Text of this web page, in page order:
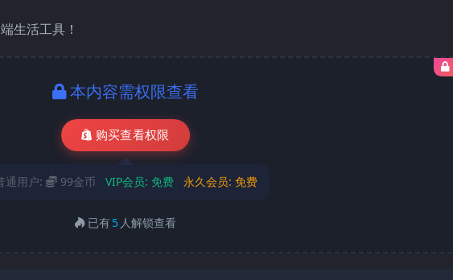
生活工具！
本内容需权限查看
购买查看权限
通用户: 99金币 VIP会员: 免费 永久会员: 免费
已有5 人解锁查看